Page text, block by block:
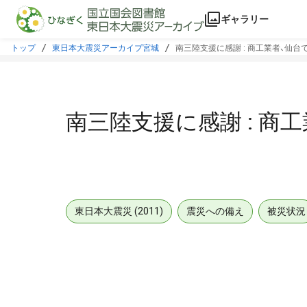
本文に飛ぶ
ギャラリー
トップ 東日本大震災アーカイブ宮城 南三陸支援に感謝 : 商工業者、仙台で
南三陸支援に感謝 : 商工
東日本大震災 (2011) 震災への備え 被災状況